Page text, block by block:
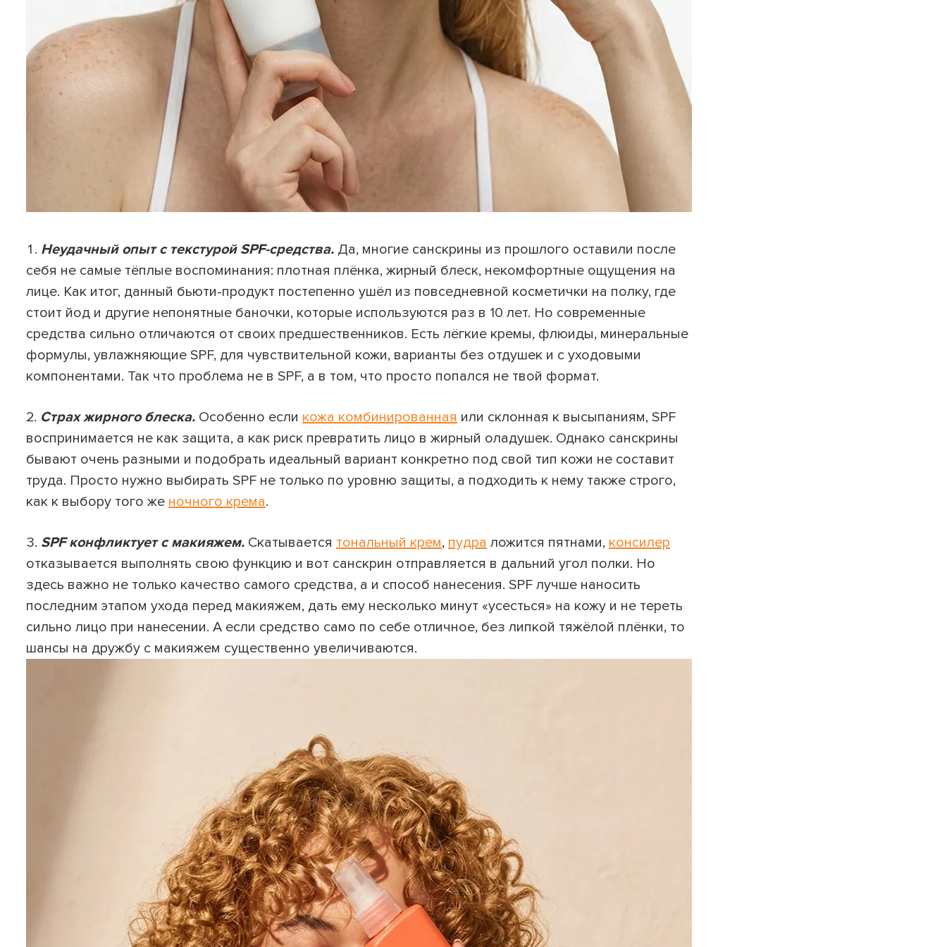
Неудачный опыт с текстурой SPF-средства. Да, многие санскрины из прошлого оставили после
себя не самые тёплые воспоминания: плотная плёнка, жирный блеск, некомфортные ощущения на
лице. Как итог, данный бьюти-продукт постепенно ушёл из повседневной косметички на полку, где
стоит йод и другие непонятные баночки, которые используются раз в 10 лет. Но современные
средства сильно отличаются от своих предшественников. Есть лёгкие кремы, флюиды, минеральные
формулы, увлажняющие SPF, для чувствительной кожи, варианты без отдушек и с уходовыми
компонентами. Так что проблема не в SPF, а в том, что просто попался не твой формат.
Страх жирного блеска. Особенно если кожа комбинированная или склонная к высыпаниям, SPF
воспринимается не как защита, а как риск превратить лицо в жирный оладушек. Однако санскрины
бывают очень разными и подобрать идеальный вариант конкретно под свой тип кожи не составит
труда. Просто нужно выбирать SPF не только по уровню защиты, а подходить к нему также строго,
как к выбору того же ночного крема.
SPF конфликтует с макияжем. Скатывается тональный крем, пудра ложится пятнами, консилер
отказывается выполнять свою функцию и вот санскрин отправляется в дальний угол полки. Но
здесь важно не только качество самого средства, а и способ нанесения. SPF лучше наносить
последним этапом ухода перед макияжем, дать ему несколько минут «усесться» на кожу и не тереть
сильно лицо при нанесении. А если средство само по себе отличное, без липкой тяжёлой плёнки, то
шансы на дружбу с макияжем существенно увеличиваются.
ВЕРНУТЬСЯ К БЛОГУ ВЕРНУТЬСЯ